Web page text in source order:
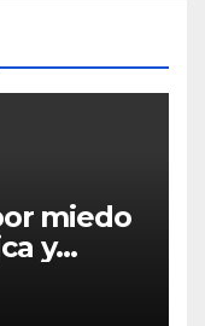
miedo
y